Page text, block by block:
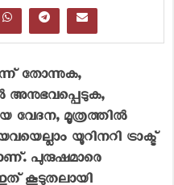
തോന്നുക,
അനുഭവപ്പെടുക,
വേദന, മൂത്രത്തിൽ
യൂറിനറി ട്രാക്ട്
പുരുഷമാരെ